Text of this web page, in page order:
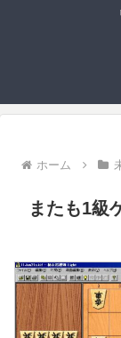
ホーム
またも1級